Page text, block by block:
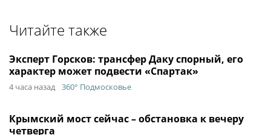
Читайте также
Эксперт Горсков: трансфер Даку спорный, его
характер может подвести «Спартак»
4 часа назад 360° Подмосковье
Крымский мост сейчас – обстановка к вечеру
четверга